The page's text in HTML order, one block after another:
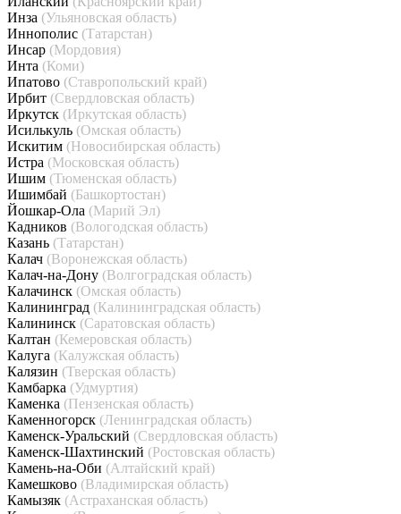
Инза (Ульяновская область)
Иннополис (Татарстан)
Инсар (Мордовия)
Инта (Коми)
Ипатово (Ставропольский край)
Ирбит (Свердловская область)
Иркутск (Иркутская область)
Исилькуль (Омская область)
Искитим (Новосибирская область)
Истра (Московская область)
Ишим (Тюменская область)
Ишимбай (Башкортостан)
Йошкар-Ола (Марий Эл)
Кадников (Вологодская область)
Казань (Татарстан)
Калач (Воронежская область)
Калач-на-Дону (Волгоградская область)
Калачинск (Омская область)
Калининград (Калининградская область)
Калининск (Саратовская область)
Калтан (Кемеровская область)
Калуга (Калужская область)
Калязин (Тверская область)
Камбарка (Удмуртия)
Каменка (Пензенская область)
Каменногорск (Ленинградская область)
Каменск-Уральский (Свердловская область)
Каменск-Шахтинский (Ростовская область)
Камень-на-Оби (Алтайский край)
Камешково (Владимирская область)
Камызяк (Астраханская область)